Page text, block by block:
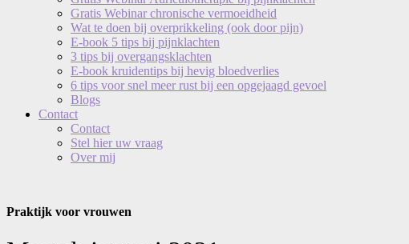
Gratis Webinar chronische vermoeidheid
Wat te doen bij overprikkeling (ook door pijn)
E-book 5 tips bij pijnklachten
3 tips bij overgangsklachten
E-book kruidentips bij hevig bloedverlies
6 tips voor snel meer rust bij een opgejaagd gevoel
Blogs
Contact
Contact
Stel hier uw vraag
Over mij
Praktijk voor vrouwen